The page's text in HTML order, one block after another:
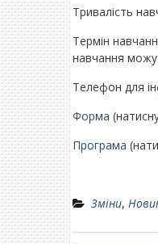
Тривалість
Термін
навчання
Телефон для
Форма
Програма
Зміни,